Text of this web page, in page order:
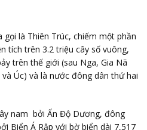
là Thiên Trúc, chiếm một phần
tích trên 3.2 triệu cây số vuông,
trên thế giới (sau Nga, Gia Nã
Úc) và là nước đông dân thứ hai
nam bởi Ấn Độ Dương, đông
Biển Á Rập với bờ biển dài 7,517